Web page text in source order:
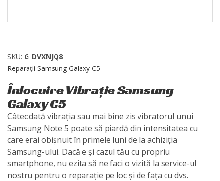
SKU: G_DVXNJQ8
Reparații Samsung Galaxy C5
Înlocuire Vibrație Samsung
Galaxy C5
Câteodată vibrația sau mai bine zis vibratorul unui
Samsung Note 5 poate să piardă din intensitatea cu
care erai obișnuit în primele luni de la achiziția
Samsung-ului. Dacă e și cazul tău cu propriu
smartphone, nu ezita să ne faci o vizită la service-ul
nostru pentru o reparație pe loc și de fața cu dvs.